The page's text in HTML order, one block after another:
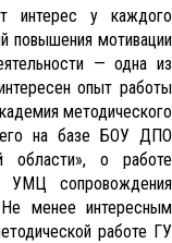
интерес у каждого
повышения мотивации
— одна из
опыт работы
методического
на базе БОУ ДПО
области», о работе
УМЦ сопровождения
менее интересным
работе ГУ